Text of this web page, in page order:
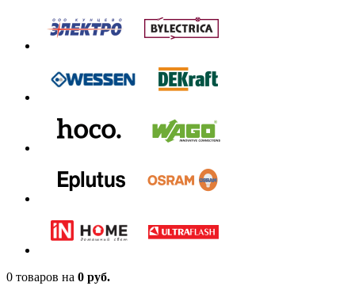
0 товаров на 0 руб.